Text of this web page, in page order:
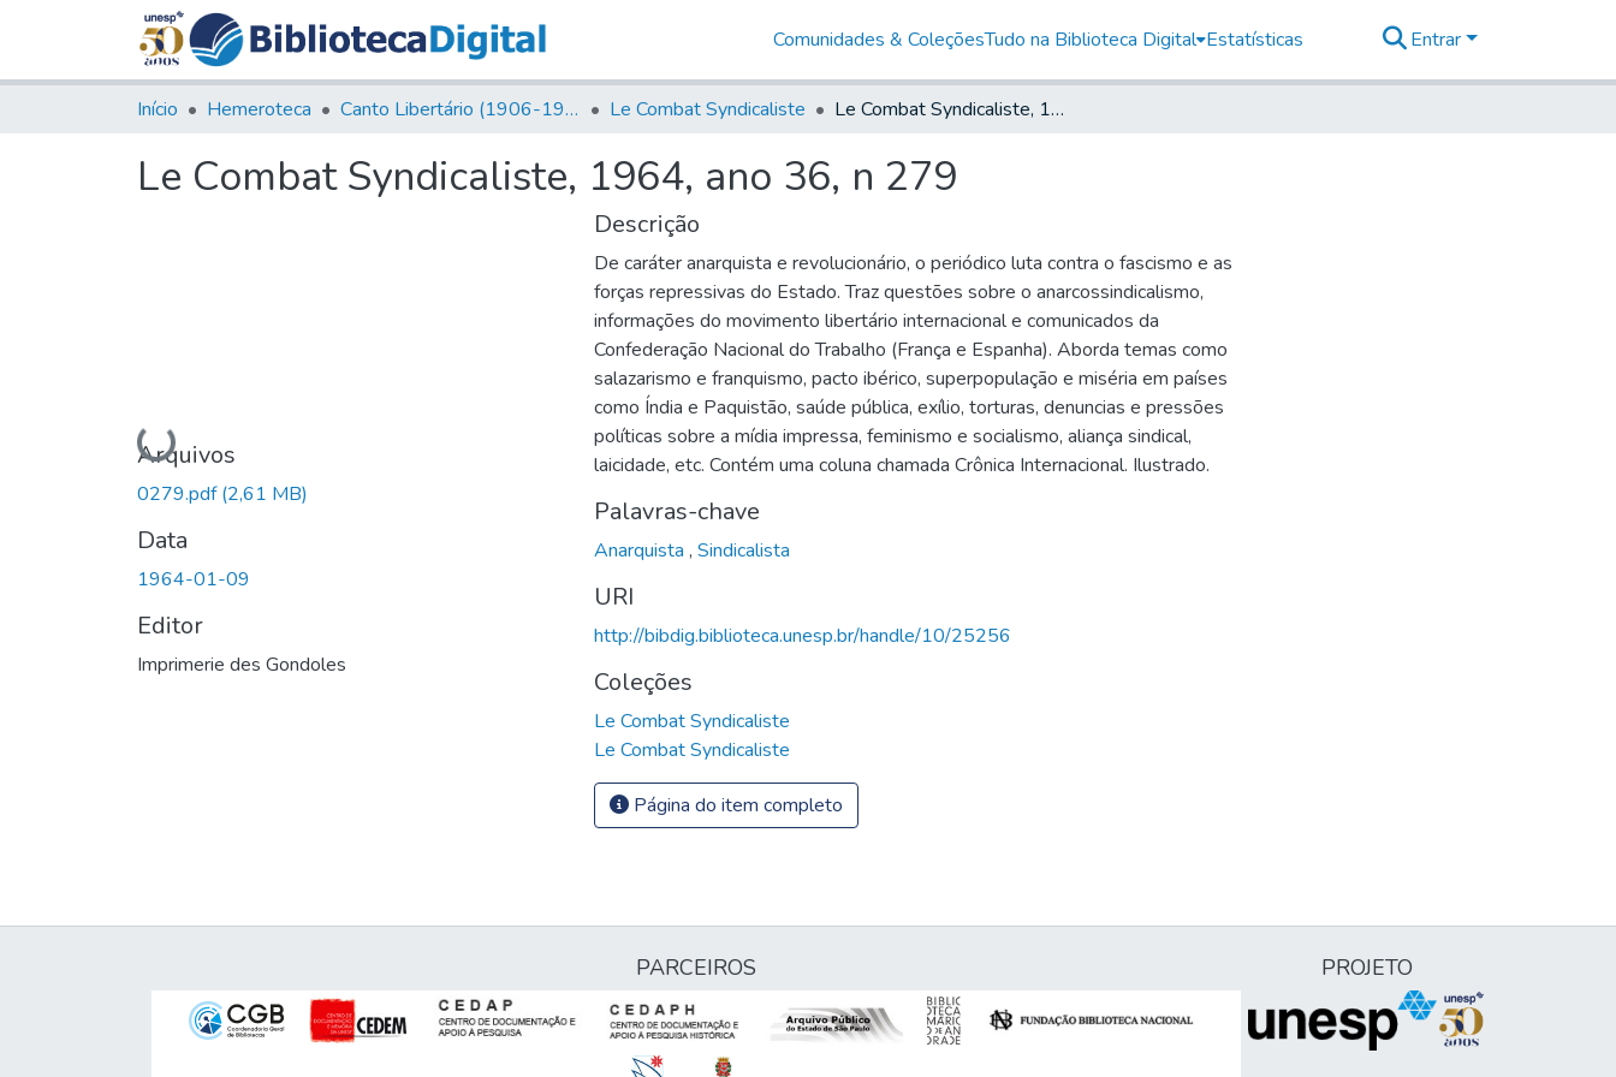
Comunidades & ColeçõesTudo na Biblioteca Digital Estatísticas Entrar
Início Hemeroteca Canto Libertário (1906-1995) Le Combat Syndicaliste Le Combat Syndicaliste, 1964, ano 36, n 279
Le Combat Syndicaliste, 1964, ano 36, n 279
Carregando...
Arquivos
0279.pdf(2,61 MB)
Data
1964-01-09
Editor
Imprimerie des Gondoles
Descrição
De caráter anarquista e revolucionário, o periódico luta contra o fascismo e as
forças repressivas do Estado. Traz questões sobre o anarcossindicalismo,
informações do movimento libertário internacional e comunicados da
Confederação Nacional do Trabalho (França e Espanha). Aborda temas como
salazarismo e franquismo, pacto ibérico, superpopulação e miséria em países
como Índia e Paquistão, saúde pública, exílio, torturas, denuncias e pressões
políticas sobre a mídia impressa, feminismo e socialismo, aliança sindical,
laicidade, etc. Contém uma coluna chamada Crônica Internacional. Ilustrado.
Palavras-chave
Anarquista , Sindicalista
URI
http://bibdig.biblioteca.unesp.br/handle/10/25256
Coleções
Le Combat Syndicaliste
Le Combat Syndicaliste
Página do item completo
PARCEIROS PROJETO